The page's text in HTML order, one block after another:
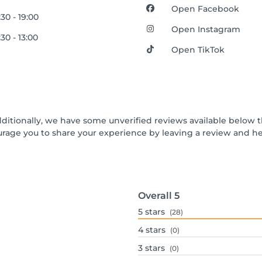
- 19:00
- 13:00
Open Facebook
Open Instagram
Open TikTok
we have some unverified reviews available
you to share your experience by leaving a review and
Overall 5
5 stars (28)
4 stars (0)
3 stars (0)